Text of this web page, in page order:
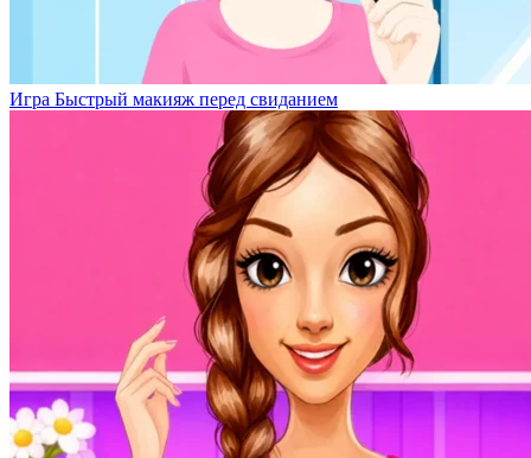
Игра Быстрый макияж перед свиданием